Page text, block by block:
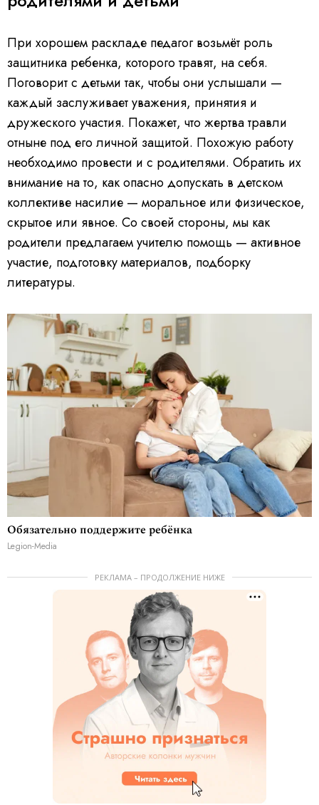
При хорошем раскладе педагог возьмёт роль
защитника ребенка, которого травят, на себя.
Поговорит с детьми так, чтобы они услышали —
каждый заслуживает уважения, принятия и
дружеского участия. Покажет, что жертва травли
отныне под его личной защитой. Похожую работу
необходимо провести и с родителями. Обратить их
внимание на то, как опасно допускать в детском
коллективе насилие — моральное или физическое,
скрытое или явное. Со своей стороны, мы как
родители предлагаем учителю помощь — активное
участие, подготовку материалов, подборку
литературы.
Обязательно поддержите ребёнка
Legion-Media
РЕКЛАМА – ПРОДОЛЖЕНИЕ НИЖЕ